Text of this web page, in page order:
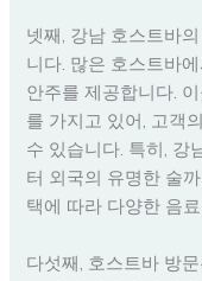
넷째, 강남 호스트바
니다. 많은 호스트바
안주를 제공합니다.
를 가지고 있어, 고객
수 있습니다. 특히, 강
터 외국의 유명한 술
택에 따라 다양한 음
다섯째, 호스트바 방